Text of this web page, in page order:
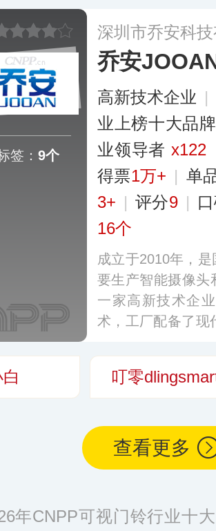
签： 9个
深圳市乔安科
乔安
高新技术企业 |
业上榜十大品牌
业领导者x122
得票1万+ | 单
3+ | 评分9 |
16个
成立于2010年，
要生产智能摄像头
一家高新技术企
术，工厂配备了现
质的安防产品。更
叮零
查看更多
年CNPP可视门铃行业十